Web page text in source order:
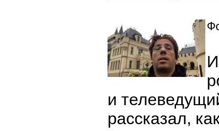
и
рассказал,